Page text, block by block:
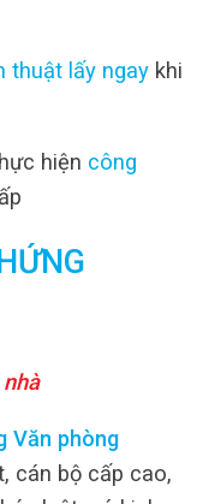
thuật lấy ngay khi
hiện công
Văn phòng
cán bộ cấp cao,